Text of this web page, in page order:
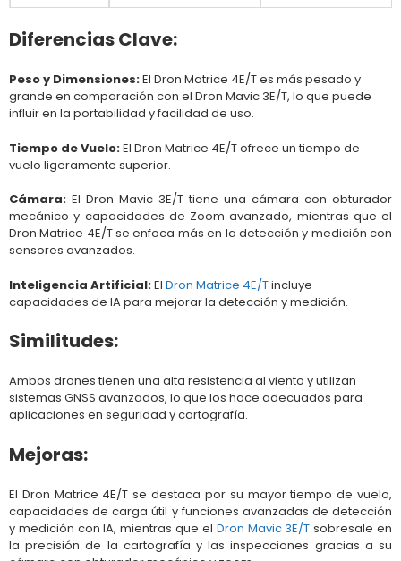
Diferencias Clave:
Peso y Dimensiones:El Dron Matrice 4E/T es más pesado y
grande en comparación con el Dron Mavic 3E/T, lo que puede
influir en la portabilidad y facilidad de uso.
Tiempo de Vuelo:El Dron Matrice 4E/T ofrece un tiempo de
vuelo ligeramente superior.
Cámara: El Dron Mavic 3E/T tiene una cámara con obturador
mecánico y capacidades de Zoom avanzado, mientras que el
Dron Matrice 4E/T se enfoca más en la detección y medición con
sensores avanzados.
Inteligencia Artificial:El Dron Matrice 4E/Tincluye
capacidades de IA para mejorar la detección y medición.
Similitudes:
Ambos drones tienen una alta resistencia al viento y utilizan
sistemas GNSS avanzados, lo que los hace adecuados para
aplicaciones en seguridad y cartografía.
Mejoras:
El Dron Matrice 4E/T se destaca por su mayor tiempo de vuelo,
capacidades de carga útil y funciones avanzadas de detección
y medición con IA, mientras que el Dron Mavic 3E/T sobresale en
la precisión de la cartografía y las inspecciones gracias a su